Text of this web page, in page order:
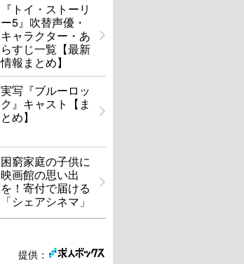
『トイ・ストーリ
ー5』吹替声優・
キャラクター・あ
らすじ一覧【最新
情報まとめ】
実写『ブルーロッ
ク』キャスト【ま
とめ】
困窮家庭の子供に
映画館の思い出
を！寄付で届ける
「シェアシネマ」
提供：